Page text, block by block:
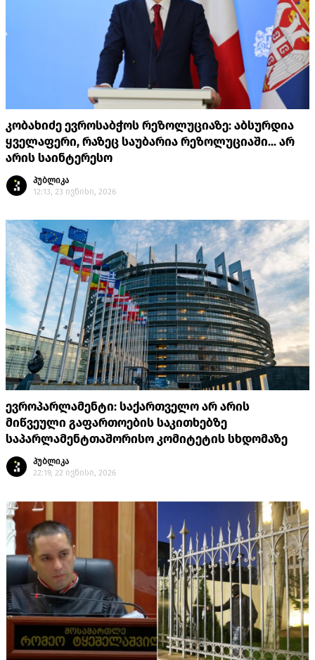
კობახიძე ევროსაბჭოს რეზოლუციაზე: აბსურდია
ყველაფერი, რაზეც საუბარია რეზოლუციაში... არ
არის საინტერესო
პუბლიკა
12:13, 23 ივნისი, 2026
ევროპარლამენტი: საქართველო არ არის
მიწვეული გაფართოების საკითხებზე
საპარლამენტთაშორისო კომიტეტის სხდომაზე
პუბლიკა
22:19, 22 ივნისი, 2026